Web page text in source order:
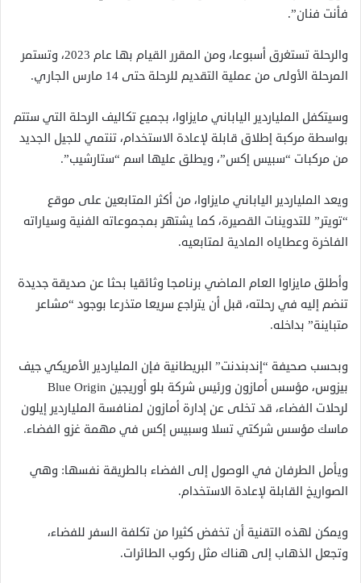
فأنت فنان”.
والرحلة تستغرق أسبوعا، ومن المقرر القيام بها عام 2023، وتستمر
المرحلة الأولى من عملية التقديم للرحلة حتى 14 مارس الجاري.
وسيتكفل الملياردير الياباني مايزاوا، بجميع تكاليف الرحلة التي ستتم
بواسطة مركبة إطلاق قابلة لإعادة الاستخدام، تنتمي للجيل الجديد
من مركبات “سبيس إكس”، ويطلق عليها اسم “ستارشيب”.
ويعد الملياردير الياباني مايزاوا، من أكثر المتابعين على موقع
“تويتر” للتدوينات القصيرة، كما يشتهر بمجموعاته الفنية وسياراته
الفاخرة وعطاياه المادية لمتابعيه.
وأطلق مايزاوا العام الماضي برنامجا وثائقيا بحثا عن صديقة جديدة
تنضم إليه في رحلته، قبل أن يتراجع سريعا متذرعا بوجود “مشاعر
متباينة” بداخله.
وبحسب صحيفة “إندبندنت” البريطانية فإن الملياردير الأمريكي جيف
بيزوس، مؤسس أمازون ورئيس شركة بلو أوريجين Blue Origin
لرحلات الفضاء، قد تخلى عن إدارة أمازون لمنافسة الملياردير إيلون
ماسك مؤسس شركتي تسلا وسبيس إكس في مهمة غزو الفضاء.
ويأمل الطرفان في الوصول إلى الفضاء بالطريقة نفسها: وهي
الصواريخ القابلة لإعادة الاستخدام.
ويمكن لهذه التقنية أن تخفض كثيرا من تكلفة السفر للفضاء،
وتجعل الذهاب إلى هناك مثل ركوب الطائرات.